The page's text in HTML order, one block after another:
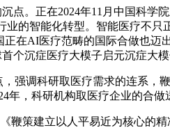
。正在2024年11月中国科学
的智能化转型。智能医疗不
在AI医疗范畴的国际合做也迈
沉症医疗大模子启元沉症大
调科研取医疗需求的连系，
，科研机构取医疗企业的合做
策建立以人平易近为核心的